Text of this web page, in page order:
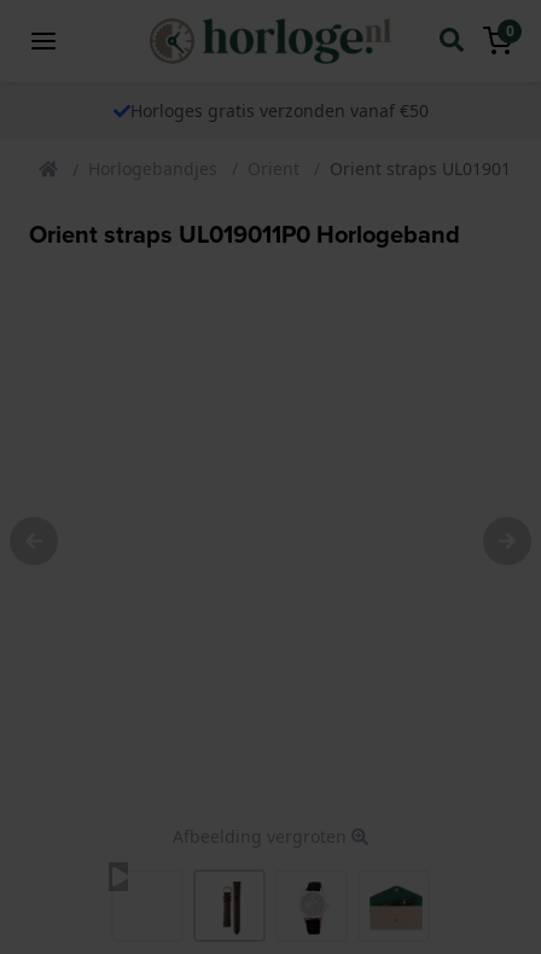
0
Horloges gratis verzonden vanaf €50
Horlogebandjes Orient Orient straps
Orient straps UL019011P0 Horlogeband
Afbeelding vergroten